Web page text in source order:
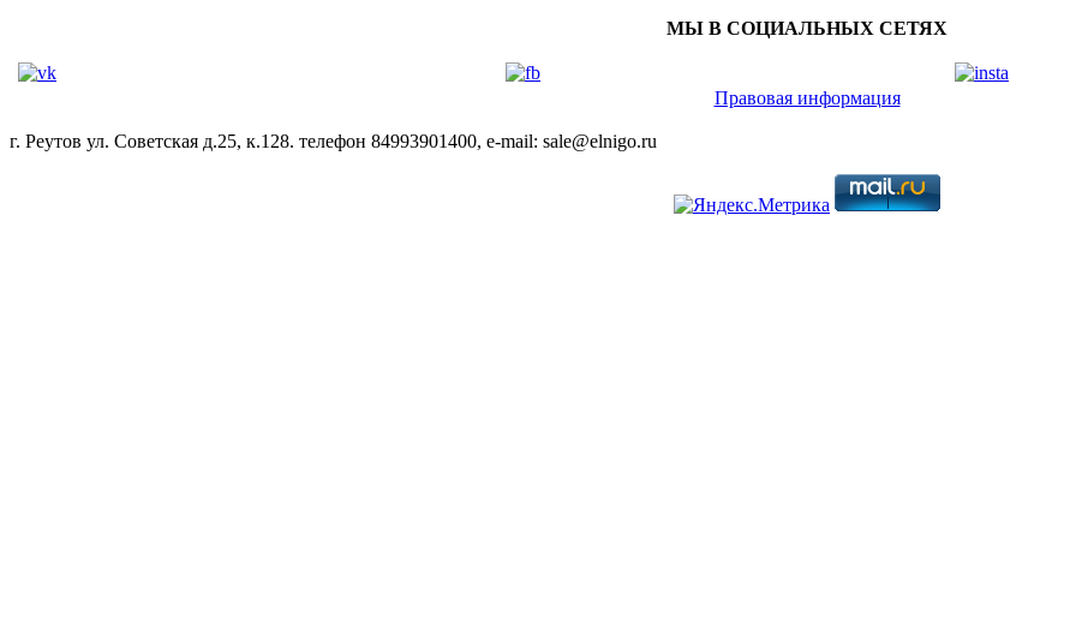
МЫ В СОЦИАЛЬНЫХ СЕТЯХ
Правовая информация
г. Реутов ул. Советская д.25, к.128. телефон 84993901400, e-mail: sale@elnigo.ru